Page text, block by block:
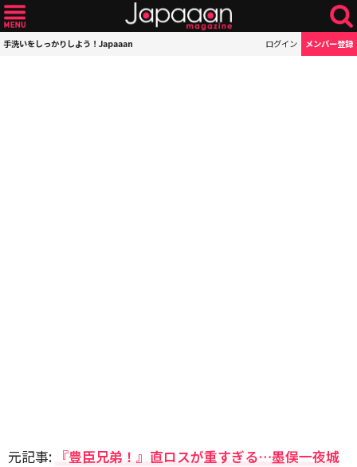
手洗いをしっかりしよう！Japaaan ログイン メンバー登録
元記事: 『豊臣兄弟！』直ロスが重すぎる…墨俣一夜城